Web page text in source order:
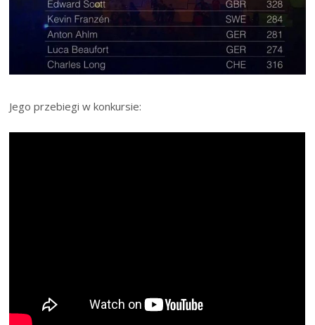
Jego przebiegi w konkursie: